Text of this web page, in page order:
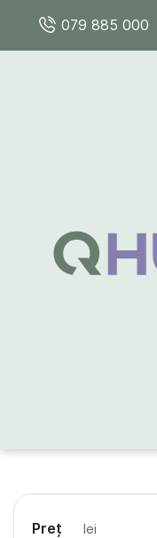
079 885 000
Preț lei